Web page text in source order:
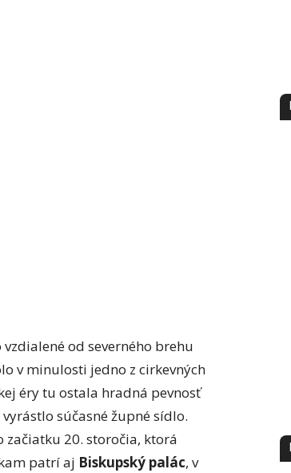
od severného brehu
v minulosti jedno z cirkevných
éry tu ostala hradná pevnosť
súčasné župné sídlo.
20. storočia, ktorá
patrí aj Biskupský palác, v